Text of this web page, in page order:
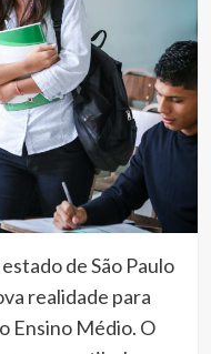
de São Paulo
realidade para
Ensino Médio. O